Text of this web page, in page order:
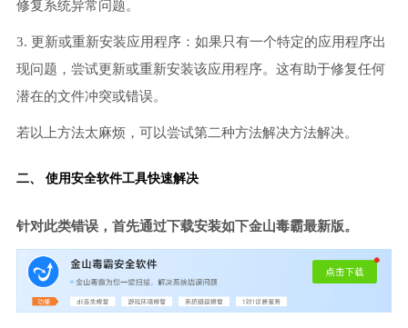
修复系统异常问题。
3. 更新或重新安装应用程序：如果只有一个特定的应用程序出
现问题，尝试更新或重新安装该应用程序。这有助于修复任何
潜在的文件冲突或错误。
若以上方法太麻烦，可以尝试第二种方法解决方法解决。
二、 使用安全软件工具快速解决
针对此类错误，首先通过下载安装如下金山毒霸最新版。